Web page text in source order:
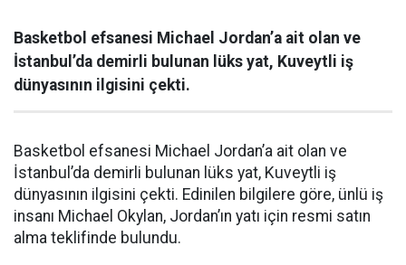
Basketbol efsanesi Michael Jordan’a ait olan ve
İstanbul’da demirli bulunan lüks yat, Kuveytli iş
dünyasının ilgisini çekti.
Basketbol efsanesi Michael Jordan’a ait olan ve
İstanbul’da demirli bulunan lüks yat, Kuveytli iş
dünyasının ilgisini çekti. Edinilen bilgilere göre, ünlü iş
insanı Michael Okylan, Jordan’ın yatı için resmi satın
alma teklifinde bulundu.